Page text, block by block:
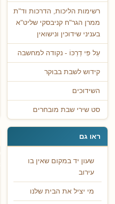
רשימות הליכות, הדרכות וד"ת
ממרן הגר"ח קניבסקי שליט"א
בעניני שידוכין ונישואין
עַל פִּי דַרְכּוֹ - נקודה למחשבה
קידוש לשבת בבוקר
השידוכים
סט שירי שבת מובחרים
ראו גם
שעון יד במקום שאין בו
עירוב
מי יציל את הבית שלנו